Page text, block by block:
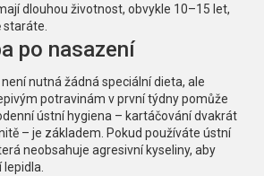
dlouhou životnost, obvykle 10–15 let,
staráte.
po nasazení
nutná žádná speciální dieta, ale
potravinám v první týdny pomůže
ústní hygiena – kartáčování dvakrát
– je základem. Pokud používáte ústní
neobsahuje agresivní kyseliny, aby